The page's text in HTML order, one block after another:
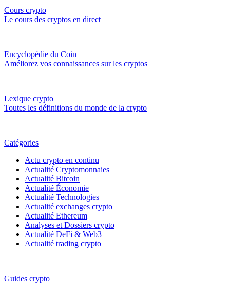
Cours crypto
Le cours des cryptos en direct
Encyclopédie du Coin
Améliorez vos connaissances sur les cryptos
Lexique crypto
Toutes les définitions du monde de la crypto
Catégories
Actu crypto en continu
Actualité Cryptomonnaies
Actualité Bitcoin
Actualité Économie
Actualité Technologies
Actualité exchanges crypto
Actualité Ethereum
Analyses et Dossiers crypto
Actualité DeFi & Web3
Actualité trading crypto
Guides crypto